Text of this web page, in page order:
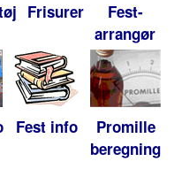
Frisurer
Fest-
arrangør
Fest info
Promille
beregning